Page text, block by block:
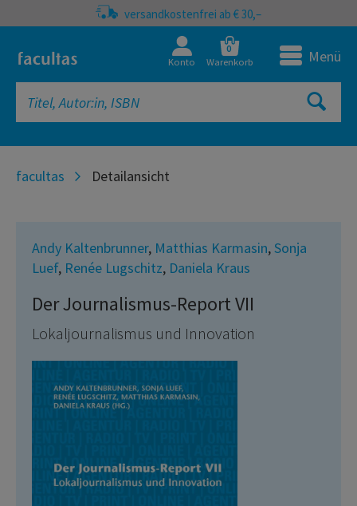
versandkostenfrei ab € 30,–
Konto
0
Warenkorb Menü
facultas Detailansicht
Andy Kaltenbrunner, Matthias Karmasin,Sonja
Luef, Renée Lugschitz, Daniela Kraus
Der Journalismus-Report VII
Lokaljournalismus und Innovation